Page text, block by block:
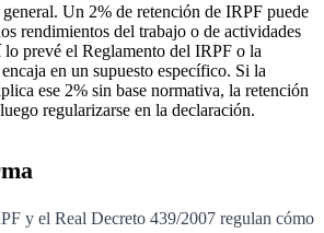
Un 2% de retención de IRPF puede
rendimientos del trabajo o de actividades
lo prevé el Reglamento del IRPF o la
en un supuesto específico. Si la
ese 2% sin base normativa, la retención
regularizarse en la declaración.
y el Real Decreto 439/2007 regulan cómo